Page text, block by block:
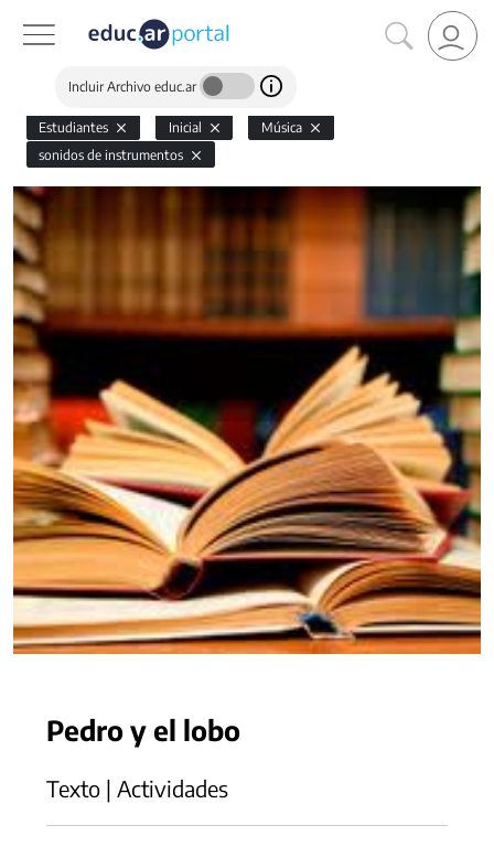
Incluir Archivo educ.ar
Estudiantes Inicial
Música
sonidos de instrumentos
Pedro y el lobo
Texto | Actividades